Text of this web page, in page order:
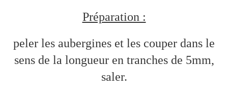
Préparation :
peler les aubergines et les couper dans le
sens de la longueur en tranches de 5mm,
saler.